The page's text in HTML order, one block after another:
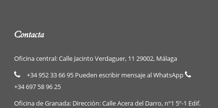
Contacta
Oficina central: Calle Jacinto Verdaguer, 11 29002, Málaga
+34 952 33 66 95 Pueden escribir mensaje al WhatsApp
+34 697 58 96 25
Oficina de Granada: Dirección: Calle Acera del Darro, nº1 5º-1 Edif.